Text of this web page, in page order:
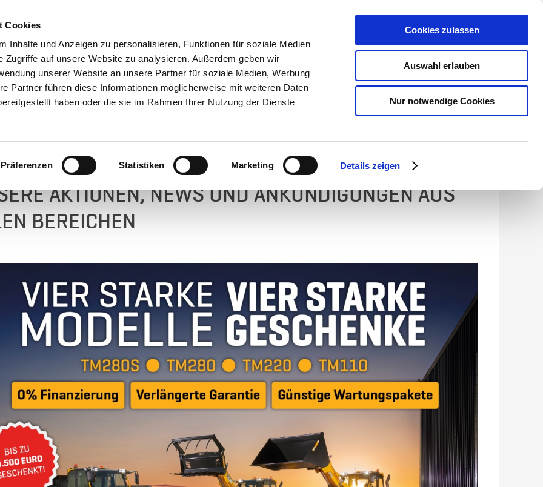
Cookies
Inhalte und Anzeigen zu personalisieren, Funktionen für soziale Medien
Zugriffe auf unsere Website zu analysieren. Außerdem geben wir
unserer Website an unsere Partner für soziale Medien, Werbung
Partner führen diese Informationen möglicherweise mit weiteren Daten
haben oder die sie im Rahmen Ihrer Nutzung der Dienste
Präferenzen Statistiken Marketing Details zeigen
Cookies zulassen
Auswahl erlauben
Nur notwendige Cookies
Händler-Garantieportal
SERVICE ERSATZTEILE UNTERNEHMEN KARRIERE KONTAKT
LANDTECHNIK BIS SERVICE: HIER FINDEST DU
AKTIONEN, NEWS UND ANKÜNDIGUNGEN AUS
BEREICHEN